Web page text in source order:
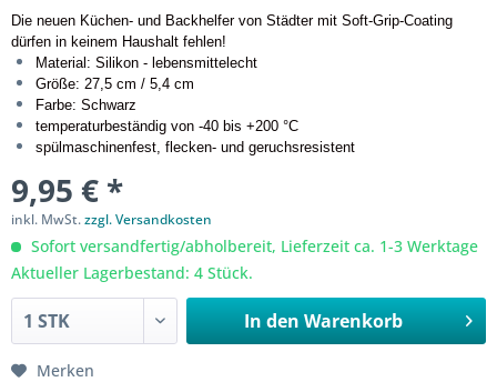
Die neuen Küchen- und Backhelfer von Städter mit Soft-Grip-Coating
dürfen in keinem Haushalt fehlen!
Material: Silikon - lebensmittelecht
Größe: 27,5 cm / 5,4 cm
Farbe: Schwarz
temperaturbeständig von -40 bis +200 °C
spülmaschinenfest, flecken- und geruchsresistent
9,95 € *
inkl. MwSt.zzgl. Versandkosten
Sofort versandfertig/abholbereit, Lieferzeit ca. 1-3 Werktage
Aktueller Lagerbestand: 4 Stück.
In den Warenkorb
Merken